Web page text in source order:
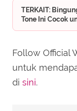
TERKAIT:
Tone Ini Cocok
Follow Official
untuk
di sini.